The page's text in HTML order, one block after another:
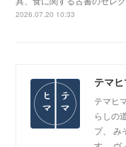
2026.07.20 10:33
テマ
テマヒ
らしの
プ、 み